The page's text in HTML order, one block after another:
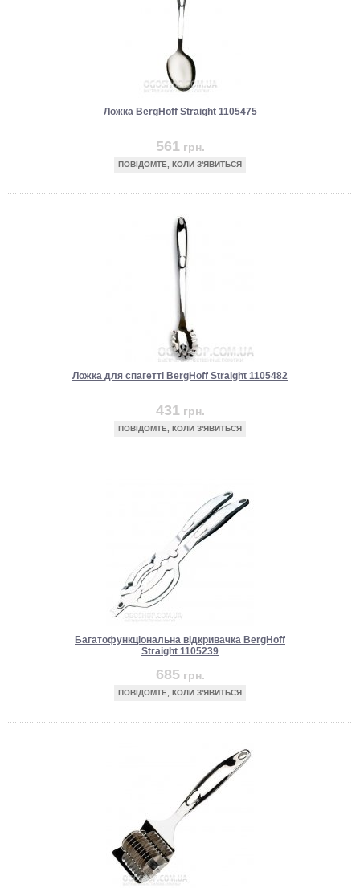
Ложка BergHoff Straight 1105475
561 грн.
ПОВІДОМТЕ, КОЛИ З'ЯВИТЬСЯ
Ложка для спагетті BergHoff Straight 1105482
431 грн.
ПОВІДОМТЕ, КОЛИ З'ЯВИТЬСЯ
Багатофункціональна відкривачка BergHoff
Straight 1105239
685 грн.
ПОВІДОМТЕ, КОЛИ З'ЯВИТЬСЯ